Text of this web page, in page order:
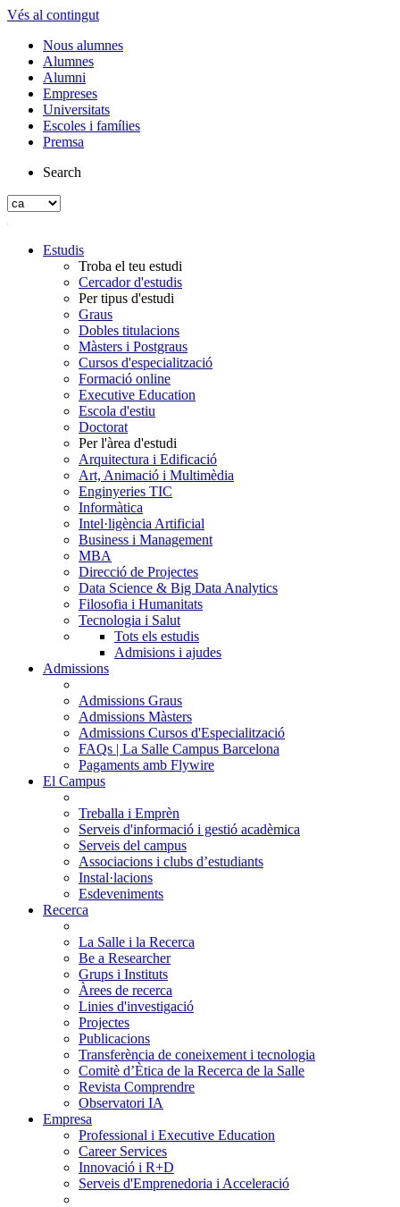
Vés al contingut
Nous alumnes
Alumnes
Alumni
Empreses
Universitats
Escoles i famílies
Premsa
Search
Estudis
Troba el teu estudi
Cercador d'estudis
Per tipus d'estudi
Graus
Dobles titulacions
Màsters i Postgraus
Cursos d'especialització
Formació online
Executive Education
Escola d'estiu
Doctorat
Per l'àrea d'estudi
Arquitectura i Edificació
Art, Animació i Multimèdia
Enginyeries TIC
Informàtica
Intel·ligència Artificial
Business i Management
MBA
Direcció de Projectes
Data Science & Big Data Analytics
Filosofia i Humanitats
Tecnologia i Salut
Tots els estudis
Admisions i ajudes
Admissions
Admissions Graus
Admissions Màsters
Admissions Cursos d'Especialització
FAQs | La Salle Campus Barcelona
Pagaments amb Flywire
El Campus
Treballa i Emprèn
Serveis d'informació i gestió acadèmica
Serveis del campus
Associacions i clubs d’estudiants
Instal·lacions
Esdeveniments
Recerca
La Salle i la Recerca
Be a Researcher
Grups i Instituts
Àrees de recerca
Linies d'investigació
Projectes
Publicacions
Transferència de coneixement i tecnologia
Comitè d’Ètica de la Recerca de la Salle
Revista Comprendre
Observatori IA
Empresa
Professional i Executive Education
Career Services
Innovació i R+D
Serveis d'Emprenedoria i Acceleració